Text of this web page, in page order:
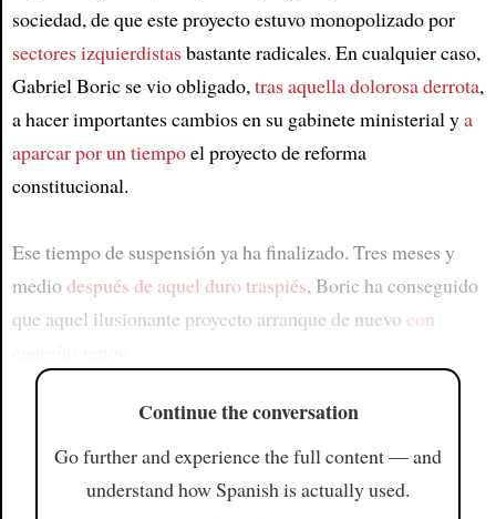
sociedad, de que este proyecto estuvo monopolizado por
sectores izquierdistasbastante radicales. En cualquier caso,
Gabriel Boric se vio obligado,tras aquella dolorosa derrota,
a hacer importantes cambios en su gabinete ministerial ya
aparcar por un tiempoel proyecto de reforma
constitucional.
Ese tiempo de suspensión ya ha finalizado. Tres meses y
mediodespués de aquel duro traspiés, Boric ha conseguido
que aquel ilusionante proyecto arranque de nuevo con
Continue the conversation
Go further and experience the full content — and
understand how Spanish is actually used.